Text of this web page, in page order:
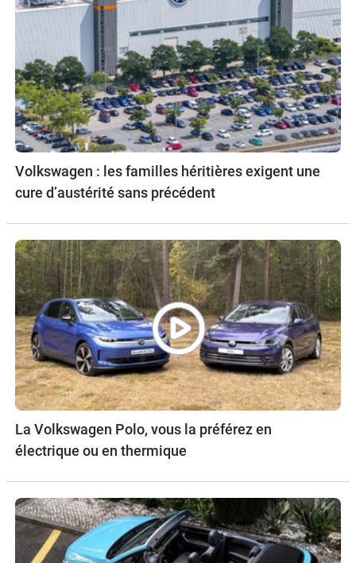
Volkswagen : les familles héritières exigent une
cure d’austérité sans précédent
La Volkswagen Polo, vous la préférez en
électrique ou en thermique